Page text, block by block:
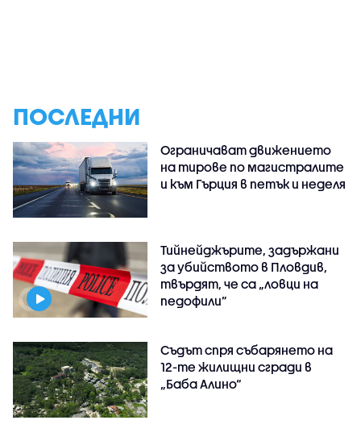
ПОСЛЕДНИ
Ограничават движението
на тирове по магистралите
и към Гърция в петък и неделя
Тийнейджърите, задържани
за убийството в Пловдив,
твърдят, че са „ловци на
педофили”
Съдът спря събарянето на
12-те жилищни сгради в
„Баба Алино“